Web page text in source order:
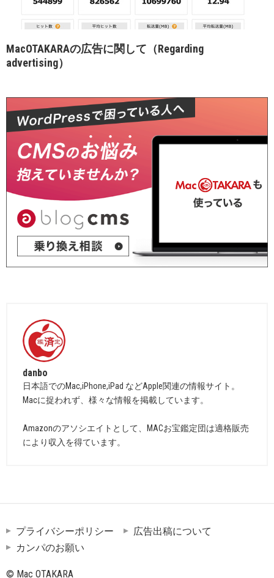
MacOTAKARAの広告に関して（Regarding
advertising）
danbo
日本語でのMac,iPhone,iPad などApple関連の情報サイト。
Macに捉われず、様々な情報を掲載しています。
Amazonのアソシエイトとして、MACお宝鑑定団は適格販売
により収入を得ています。
プライバシーポリシー
広告出稿について
カンパのお願い
© Mac OTAKARA